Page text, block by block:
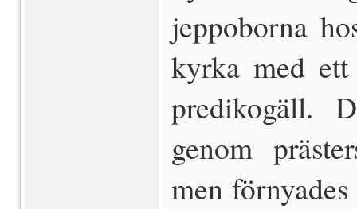
jeppoborna
kyrka med ett
predikogäll.
genom
men